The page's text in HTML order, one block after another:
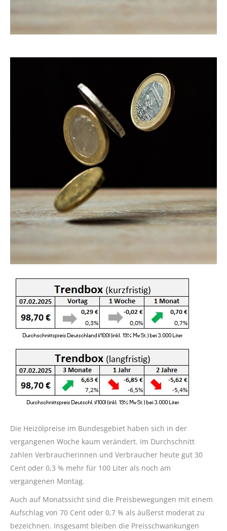
Die Heizölpreise im Bundesgebiet haben sich in der
vergangenen Woche kaum verändert. Im Durchschnitt
zahlen Verbraucherinnen und Verbraucher heute gut 30
Cent oder 0,3 % mehr für 100 Liter als noch am
vergangenen Montag.
Auch auf Monatssicht sind die Preisbewegungen mit einem
Aufschlag von 70 Cent oder 0,7 % als äußerst moderat zu
bezeichnen. Insgesamt bleiben die Preisschwankungen